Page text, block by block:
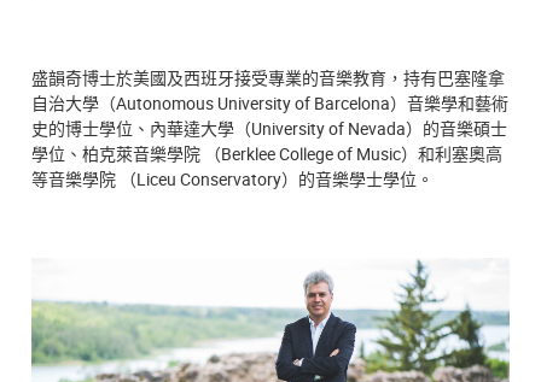
盛韻奇博士於美國及西班牙接受專業的音樂教育，持有巴塞隆拿
自治大學（Autonomous University of Barcelona）音樂學和藝術
史的博士學位、內華達大學（University of Nevada）的音樂碩士
學位、柏克萊音樂學院 （Berklee College of Music）和利塞奧高
等音樂學院 （Liceu Conservatory）的音樂學士學位。